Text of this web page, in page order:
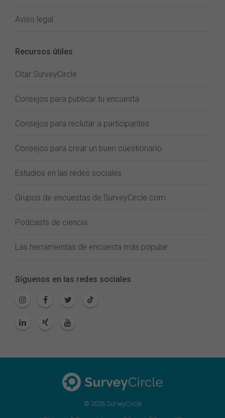
Aviso legal
Recursos útiles
Citar SurveyCircle
Consejos para publicar tu encuesta
Consejos para reclutar a participantes
Consejos para crear un buen cuestionario
Estudios en las redes sociales
Grupos de encuestas de SurveyCircle.com
Podcasts de ciencia
Las herramientas de encuesta más popular
Síguenos en las redes sociales
© 2026 SurveyCircle